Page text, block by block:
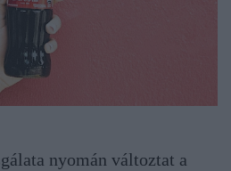
nyomán változtat a